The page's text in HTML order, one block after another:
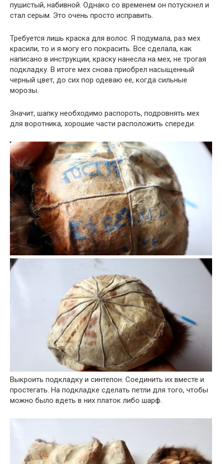
пушистый, набивной. Однако со временем он потускнел и
стал серым. Это очень просто исправить.
Требуется лишь краска для волос. Я подумала, раз мех
красили, то и я могу его покрасить. Все сделала, как
написано в инструкции, краску нанесла на мех, не трогая
подкладку. В итоге мех снова приобрел насыщенный
черный цвет, до сих пор одеваю ее, когда сильные
морозы.
Значит, шапку необходимо распороть, подровнять мех
для воротника, хорошие части расположить спереди.
Выкроить подкладку и синтепон. Соединить их вместе и
простегать. На подкладке сделать петли для того, чтобы
можно было вдеть в них платок либо шарф.